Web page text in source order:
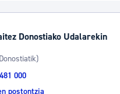
Donostiako Udalarekin
000
postontzia